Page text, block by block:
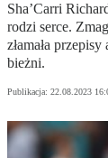
Sha’Carri
rodzi serce.
złamała
bieżni.
Publikacja: 22.08.2023